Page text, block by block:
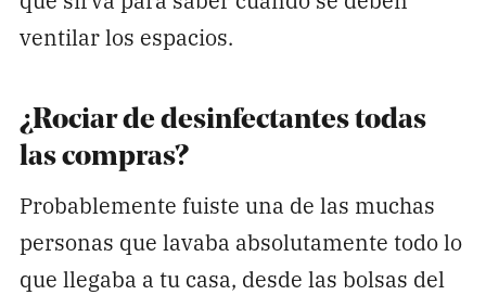
ventilar los espacios.
¿Rociar de desinfectantes todas
las compras?
Probablemente fuiste una de las muchas
personas que lavaba absolutamente todo lo
que llegaba a tu casa, desde las bolsas del